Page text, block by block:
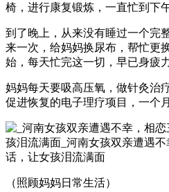
椅，进行康复锻炼，一直忙到下午
到了晚上，从来没有睡过一个完
来一次，给妈妈换尿布，帮忙更
始，每天忙完这一切，早已身疲力
妈妈每天要吸高压氧，做针灸治
促进恢复的电子理疗项目，一个
（照顾妈妈日常生活）